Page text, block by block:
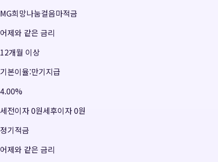
MG희망나눔걸음마적금
어제와 같은 금리
12개월 이상
기본이율:만기지급
4.00%
세전이자0원세후이자0원
정기적금
어제와 같은 금리